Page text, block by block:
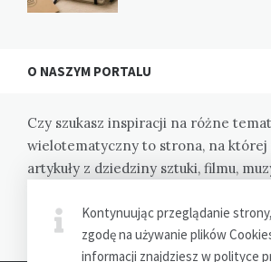
O NASZYM PORTALU
Czy szukasz inspiracji na różne
wielotematyczny to strona, na której
artykuły z dziedziny sztuki, filmu,
pasje i zainspirujesz się do działania.
Kontynuując przeglądanie
zgodę na używanie plików
informacji znajdziesz wpolityce